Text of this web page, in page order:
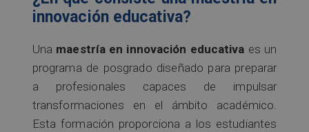
innovación educativa?
Una maestría en innovación educativa es un
programa de posgrado diseñado para preparar
a profesionales capaces de impulsar
transformaciones en el ámbito académico.
Esta formación proporciona a los estudiantes